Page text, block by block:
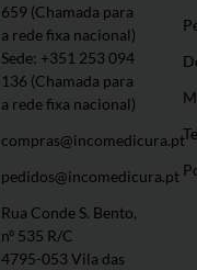
659 (Chamada para
a rede fixa nacional)
Sede: +351 253 094
136 (Chamada para
a rede fixa nacional)
compras@incomedicura.pt
pedidos@incomedicura.pt
Rua Conde S. Bento,
nº 535 R/C
4795-053 Vila das